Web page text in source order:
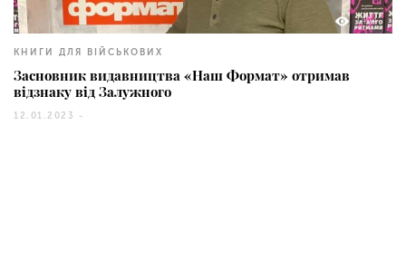
1494
КНИГИ ДЛЯ ВІЙСЬКОВИХ
Засновник видавництва «Наш Формат» отримав
відзнаку від Залужного
12.01.2023 -